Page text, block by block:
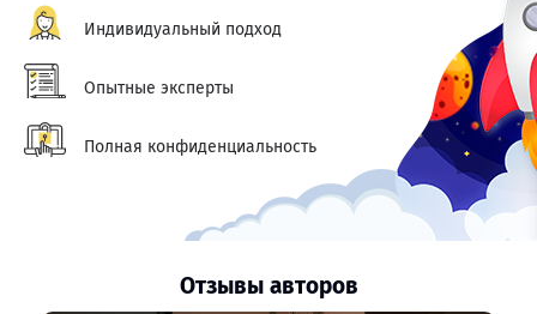
Индивидуальный подход
Опытные эксперты
Полная конфиденциальность
Отзывы авторов